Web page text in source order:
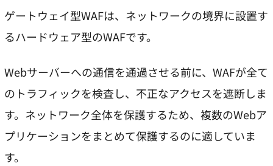
ゲートウェイ型WAFは、ネットワークの境界に設置す
るハードウェア型のWAFです。
Webサーバーへの通信を通過させる前に、WAFが全て
のトラフィックを検査し、不正なアクセスを遮断しま
す。ネットワーク全体を保護するため、複数のWebア
プリケーションをまとめて保護するのに適していま
す。